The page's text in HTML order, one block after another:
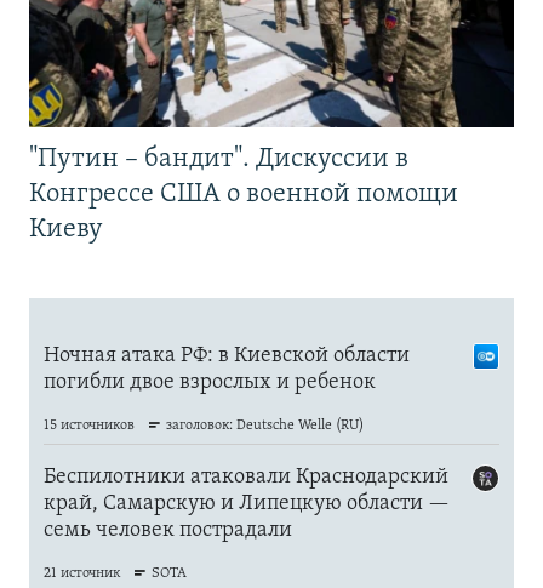
"Путин – бандит". Дискуссии в
Конгрессе США о военной помощи
Киеву